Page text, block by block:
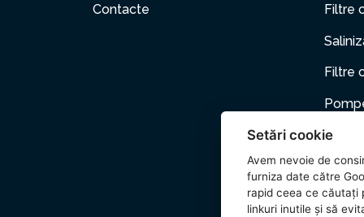
Contacte Filtre
Filtre
Setări cookie
Avem nevoie de
furniza date către
rapid ceea ce căutați
linkuri inutile și să